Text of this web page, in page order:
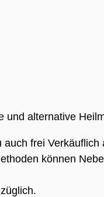
und alternative
frei Verkäuflich
können